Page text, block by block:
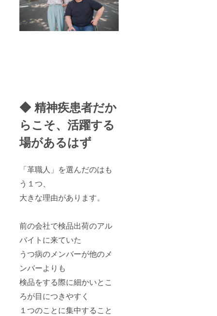
◆ 精神疾患者だか
らこそ、活躍する
場があるはず
「革職人」を選んだのはも
う１つ、
大きな理由があります。
前の会社で検品出荷のアル
バイトに来ていた
うつ病のメンバーが他のメ
ンバーよりも
検品をする際に細かいとこ
ろが目につきやすく
１つのことに集中すること